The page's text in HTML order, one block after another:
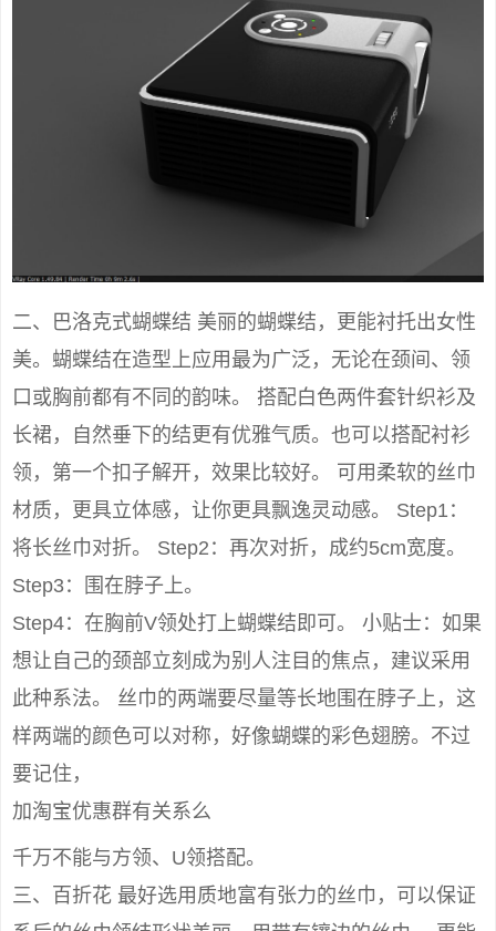
二、巴洛克式蝴蝶结 美丽的蝴蝶结，更能衬托出女性
美。蝴蝶结在造型上应用最为广泛，无论在颈间、领
口或胸前都有不同的韵味。 搭配白色两件套针织衫及
长裙，自然垂下的结更有优雅气质。也可以搭配衬衫
领，第一个扣子解开，效果比较好。 可用柔软的丝巾
材质，更具立体感，让你更具飘逸灵动感。 Step1：
将长丝巾对折。 Step2：再次对折，成约5cm宽度。
Step3：围在脖子上。
Step4：在胸前V领处打上蝴蝶结即可。 小贴士：如果
想让自己的颈部立刻成为别人注目的焦点，建议采用
此种系法。 丝巾的两端要尽量等长地围在脖子上，这
样两端的颜色可以对称，好像蝴蝶的彩色翅膀。不过
要记住，
加淘宝优惠群有关系么
千万不能与方领、U领搭配。
三、百折花 最好选用质地富有张力的丝巾，可以保证